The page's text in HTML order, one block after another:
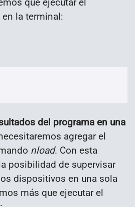
la terminal:
del programa en una
agregar el
nload. Con esta
posibilidad de supervisar
dispositivos en una sola
más que ejecutar el